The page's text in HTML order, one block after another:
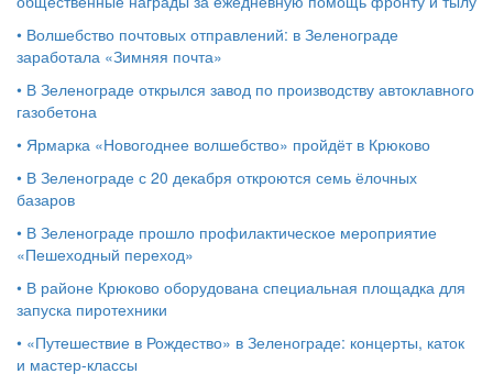
• Волшебство почтовых отправлений: в Зеленограде
заработала «Зимняя почта»
• В Зеленограде открылся завод по производству автоклавного
газобетона
• Ярмарка «Новогоднее волшебство» пройдёт в Крюково
• В Зеленограде с 20 декабря откроются семь ёлочных
базаров
• В Зеленограде прошло профилактическое мероприятие
«Пешеходный переход»
• В районе Крюково оборудована специальная площадка для
запуска пиротехники
• «Путешествие в Рождество» в Зеленограде: концерты, каток
и мастер‑классы